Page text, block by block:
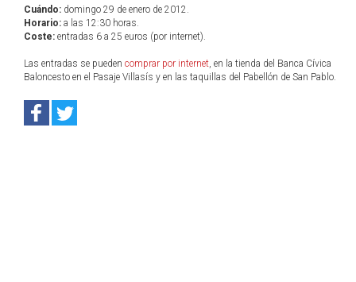
Cuándo: domingo 29 de enero de 2012.
Horario: a las 12:30 horas.
Coste: entradas 6 a 25 euros (por internet).
Las entradas se pueden comprar por internet, en la tienda del Banca Cívica
Baloncesto en el Pasaje Villasís y en las taquillas del Pabellón de San Pablo.